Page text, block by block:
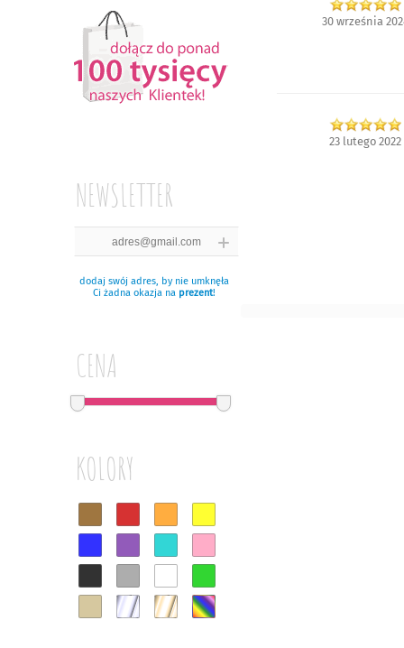
NEWSLETTER
dodaj swój adres, by nie umknęła
Ci żadna okazja na prezent!
CENA
KOLORY
30 września
23 lutego 2022